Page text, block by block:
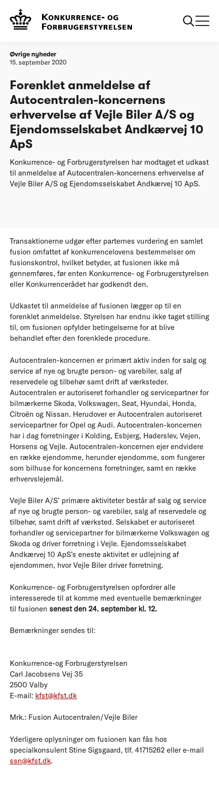
Forside
erhvervelse af Vejle Biler A/S og Ejendomsselskabet
Andkærvej 10 ApS
Øvrige nyheder
15. september 2020
Forenklet anmeldelse af
Autocentralen-koncernens
erhvervelse af Vejle Biler A/S og
Ejendomsselskabet Andkærvej 10
ApS
Konkurrence- og Forbrugerstyrelsen har modtaget et udkast
til anmeldelse af Autocentralen-koncernens erhvervelse af
Vejle Biler A/S og Ejendomsselskabet Andkærvej 10 ApS.
Transaktionerne udgør efter parternes vurdering en samlet
fusion omfattet af konkurrencelovens bestemmelser om
fusionskontrol, hvilket betyder, at fusionen ikke må
gennemføres, før enten Konkurrence- og Forbrugerstyrelsen
eller Konkurrencerådet har godkendt den.
Udkastet til anmeldelse af fusionen lægger op til en
forenklet anmeldelse. Styrelsen har endnu ikke taget stilling
til, om fusionen opfylder betingelserne for at blive
behandlet efter den forenklede procedure.
Autocentralen-koncernen er primært aktiv inden for salg og
service af nye og brugte person- og varebiler, salg af
reservedele og tilbehør samt drift af værksteder.
Autocentralen er autoriseret forhandler og servicepartner for
bilmærkerne Skoda, Volkswagen, Seat, Hyundai, Honda,
Citroën og Nissan. Herudover er Autocentralen autoriseret
servicepartner for Opel og Audi. Autocentralen-koncernen
har i dag forretninger i Kolding, Esbjerg, Haderslev, Vejen,
Horsens og Vejle. Autocentralen-koncernen ejer endvidere
en række ejendomme, herunder ejendomme, som fungerer
som bilhuse for koncernens forretninger, samt en række
erhvervslejemål.
Vejle Biler A/S’ primære aktiviteter består af salg og service
af nye og brugte person- og varebiler, salg af reservedele og
tilbehør, samt drift af værksted. Selskabet er autoriseret
forhandler og servicepartner for bilmærkerne Volkswagen og
Skoda og driver forretning i Vejle. Ejendomsselskabet
Andkærvej 10 ApS’s eneste aktivitet er udlejning af
ejendommen, hvor Vejle Biler driver forretning.
Konkurrence- og Forbrugerstyrelsen opfordrer alle
interesserede til at komme med eventuelle bemærkninger
til fusionen senest den 24. september kl. 12.
Bemærkninger sendes til:
Konkurrence-og Forbrugerstyrelsen
Carl Jacobsens Vej 35
2500 Valby
E-mail: kfst@kfst.dk
Mrk.: Fusion Autocentralen/Vejle Biler
Yderligere oplysninger om fusionen kan fås hos
specialkonsulent Stine Sigsgaard, tlf. 41715262 eller e-mail
ssn@kfst.dk.